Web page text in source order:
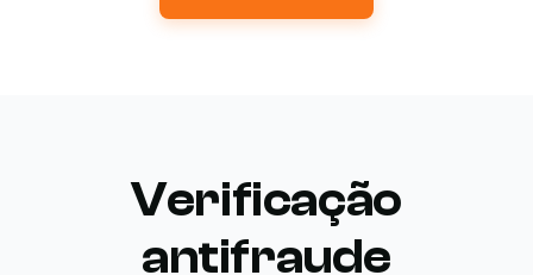
Verificação
antifraude